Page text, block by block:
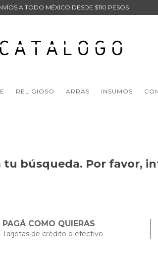
A TODO MÉXICO DESDE $110 PESOS
RELIGIOSO ARRAS INSUMOS
tu búsqueda. Por favor,
PAGÁ COMO QUIERAS
Tarjetas de crédito o efectivo